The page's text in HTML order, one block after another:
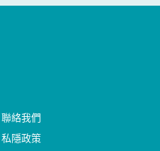
聯絡我們
私隱政策